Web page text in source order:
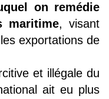
on remédie
maritime, visant
exportations de
et illégale du
ait eu plus